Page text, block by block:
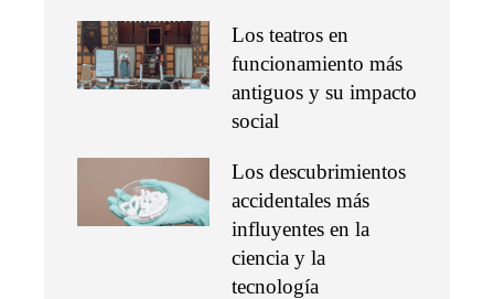
Los teatros en
funcionamiento más
antiguos y su impacto
social
Los descubrimientos
accidentales más
influyentes en la
ciencia y la
tecnología